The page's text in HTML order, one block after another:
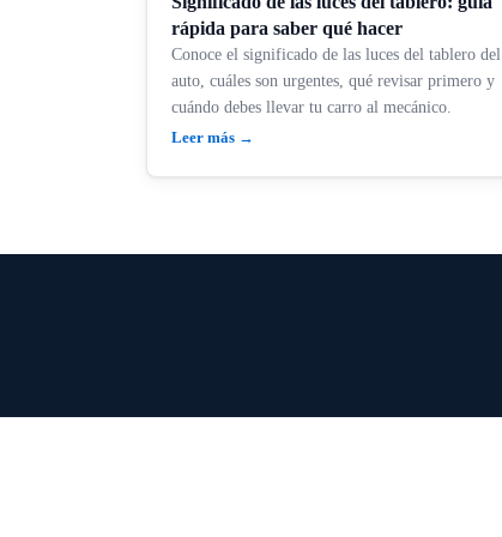
rápida para saber qué hacer
Conoce el significado de las luces del tablero del
auto, cuáles son urgentes, qué revisar primero y
cuándo debes llevar tu carro al mecánico.
Leer más →